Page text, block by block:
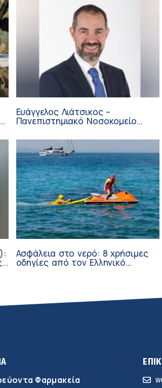
Ευάγγελος Λιάτσικος –
Πανεπιστημιακό Νοσοκομείο
Ασφάλεια στο νερό: 8 χρήσιμες
οδηγίες από τον Ελληνικό
Φαρμακεία